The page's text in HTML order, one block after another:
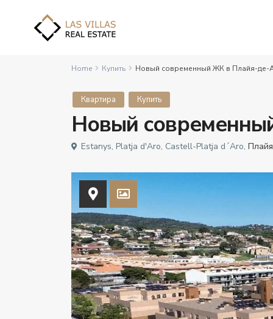
Home Купить Новый современный ЖК в Плайя-де-
Квартира Купить
Новый
Estanys, Platja d'Aro, Castell-Platja d´Aro,